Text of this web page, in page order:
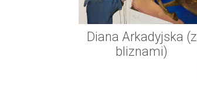
Diana Arkadyjska (z
bliznami)